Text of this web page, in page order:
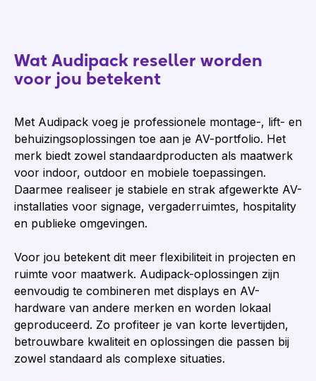
Wat Audipack reseller worden
voor jou betekent
Met Audipack voeg je professionele montage-, lift- en
behuizingsoplossingen toe aan je AV-portfolio. Het
merk biedt zowel standaardproducten als maatwerk
voor indoor, outdoor en mobiele toepassingen.
Daarmee realiseer je stabiele en strak afgewerkte AV-
installaties voor signage, vergaderruimtes, hospitality
en publieke omgevingen.
Voor jou betekent dit meer flexibiliteit in projecten en
ruimte voor maatwerk. Audipack-oplossingen zijn
eenvoudig te combineren met displays en AV-
hardware van andere merken en worden lokaal
geproduceerd. Zo profiteer je van korte levertijden,
betrouwbare kwaliteit en oplossingen die passen bij
zowel standaard als complexe situaties.